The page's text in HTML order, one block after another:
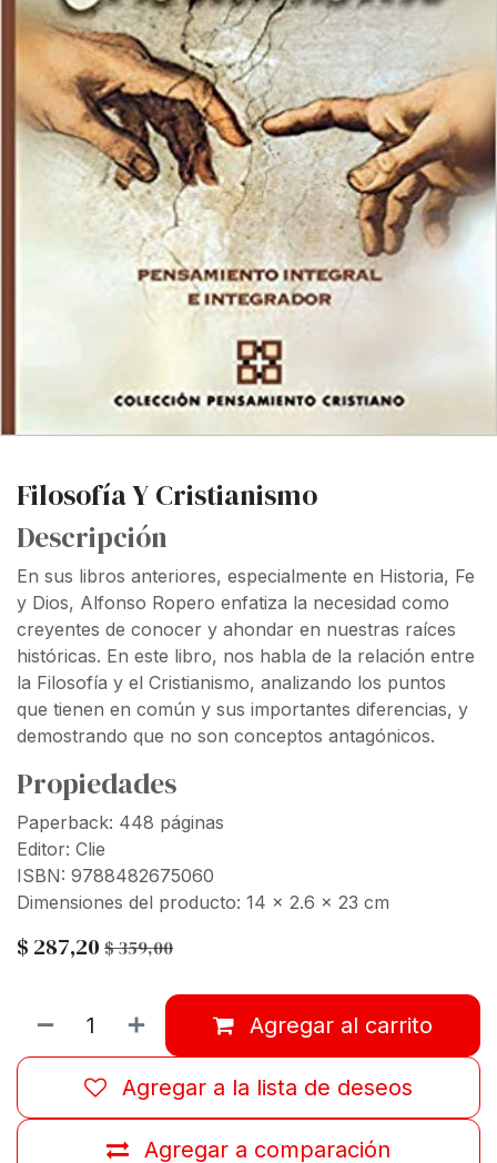
Filosofía Y Cristianismo
Descripción
En sus libros anteriores, especialmente en Historia, Fe
y Dios, Alfonso Ropero enfatiza la necesidad como
creyentes de conocer y ahondar en nuestras raíces
históricas. En este libro, nos habla de la relación entre
la Filosofía y el Cristianismo, analizando los puntos
que tienen en común y sus importantes diferencias, y
demostrando que no son conceptos antagónicos.
Propiedades
Paperback: 448 páginas
Editor: Clie
ISBN: 9788482675060
Dimensiones del producto: 14 x 2.6 x 23 cm
$ 287,20 $359,00
Agregar al carrito
Agregar a comparación
Agregar a la lista de deseos